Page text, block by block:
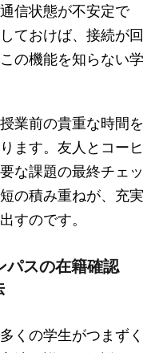
信状態が不安定で
ておけば、接続が回
の機能を知らない学
業前の貴重な時間を
ます。友人とコーヒ
な課題の最終チェッ
の積み重ねが、充実
すのです。
パスの在籍確認
くの学生がつまずく